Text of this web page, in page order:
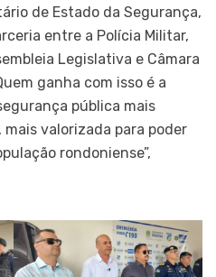
de Estado da Segurança,
entre a Polícia Militar,
Legislativa e Câmara
ganha com isso é a
pública mais
valorizada para poder
rondoniense”,